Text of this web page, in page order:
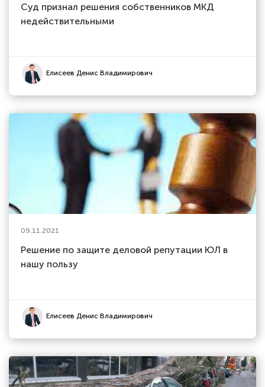
Суд признал решения собственников МКД
недействительными
Елисеев Денис Владимирович
09.11.2021
Решение по защите деловой репутации ЮЛ в
нашу пользу
Елисеев Денис Владимирович